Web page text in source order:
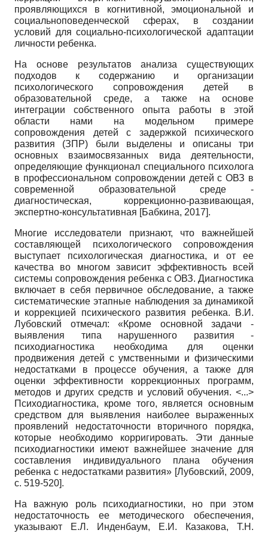
проявляющихся в когнитивной, эмоциональной и
социально­поведенческой сферах, в создании
условий для социально-психологической адаптации
личности ребенка.
На основе результатов анализа существующих
подходов к содержанию и организации
психологического сопровождения детей в
образовательной среде, а также на основе
интеграции собственного опыта работы в этой
области нами на модельном примере
сопровождения детей с задержкой психического
развития (ЗПР) были выделены и описаны три
основных взаимосвязанных вида деятельности,
определяющие функционал специального психолога
в профессиональном сопровождении детей с ОВЗ в
современной образовательной среде -
диагностическая, коррекционно-развивающая,
экспертно-консультативная [Бабкина, 2017].
Многие исследователи признают, что важнейшей
составляющей психологического сопровождения
выступает психологическая диагностика, и от ее
качества во многом зависит эффективность всей
системы сопровождения ребенка с ОВЗ. Диагностика
включает в себя первичное обследование, а также
систематические этапные наблюдения за динамикой
и коррекцией психического развития ребенка. В.И.
Лубовский отмечал: «Кроме основной задачи -
выявления типа нарушенного развития -
психодиагностика необходима для оценки
продвижения детей с умственными и физическими
недостатками в процессе обучения, а также для
оценки эффективности коррекционных программ,
методов и других средств и условий обучения. <...>
Психодиагностика, кроме того, является основным
средством для выявления наиболее выраженных
проявлений недостаточности вторичного порядка,
которые необходимо корригировать. Эти данные
психодиагностики имеют важнейшее значение для
составления индивидуального плана обучения
ребенка с недостатками развития» [Лубовский, 2009,
с. 519-520].
На важную роль психодиагностики, но при этом
недостаточность ее методического обеспечения,
указывают Е.Л. Инденбаум, Е.И. Казакова, Т.Н.